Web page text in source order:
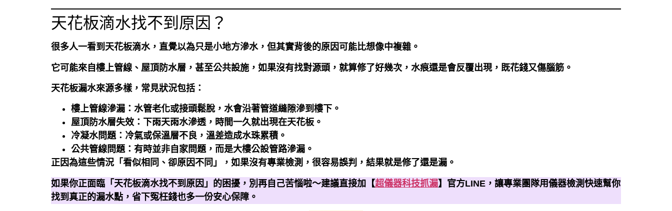
天花板滴水找不到原因？
很多人一看到天花板滴水，直覺以為只是小地方滲水，但其實背後的原因可能比想像中複雜。
它可能來自樓上管線、屋頂防水層，甚至公共設施，如果沒有找對源頭，就算修了好幾次，水痕還是會反覆出現，既花錢又傷腦筋。
天花板漏水來源多樣，常見狀況包括：
樓上管線滲漏：水管老化或接頭鬆脫，水會沿著管道縫隙滲到樓下。
屋頂防水層失效：下雨天雨水滲透，時間一久就出現在天花板。
冷凝水問題：冷氣或保溫層不良，溫差造成水珠累積。
公共管線問題：有時並非自家問題，而是大樓公設管路滲漏。
正因為這些情況「看似相同、卻原因不同」，如果沒有專業檢測，很容易誤判，結果就是修了還是漏。
如果你正面臨「天花板滴水找不到原因」的困擾，別再自己苦惱啦～建議直接加【超儀器科技抓漏】官方LINE，讓專業團隊用儀器檢測快速幫你
找到真正的漏水點，省下冤枉錢也多一份安心保障。